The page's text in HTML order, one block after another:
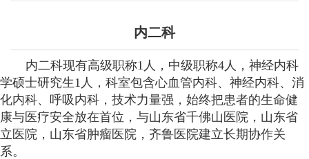
内二科
内二科现有高级职称1人，中级职称4人，神经内科
学硕士研究生1人，科室包含心血管内科、神经内科、消
化内科、呼吸内科，技术力量强，始终把患者的生命健
康与医疗安全放在首位，与山东省千佛山医院，山东省
立医院，山东省肿瘤医院，齐鲁医院建立长期协作关
系。